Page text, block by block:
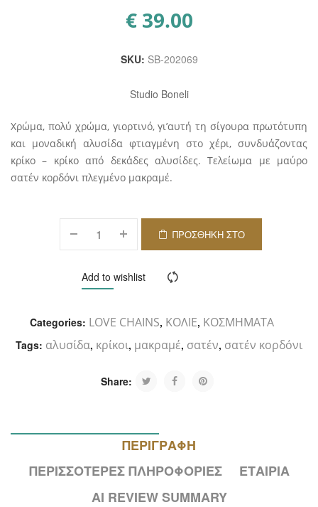
€39.00
SKU: SB-202069
Studio Boneli
Χρώμα, πολύ χρώμα, γιορτινό, γι’αυτή τη σίγουρα πρωτότυπη
και μοναδική αλυσίδα φτιαγμένη στο χέρι, συνδυάζοντας
κρίκο – κρίκο από δεκάδες αλυσίδες. Τελείωμα με μαύρο
σατέν κορδόνι πλεγμένο μακραμέ.
ΠΡΟΣΘΉΚΗ ΣΤΟ
Add to wishlist
Categories: LOVE CHAINS, ΚΟΛΙΕ, ΚΟΣΜΗΜΑΤΑ
Tags: αλυσίδα, κρίκοι, μακραμέ, σατέν, σατέν κορδόνι
Share:
ΠΕΡΙΓΡΑΦΉ
ΠΕΡΙΣΣΌΤΕΡΕΣ ΠΛΗΡΟΦΟΡΊΕΣ
ΕΤΑΙΡΊΑ
AI REVIEW SUMMARY